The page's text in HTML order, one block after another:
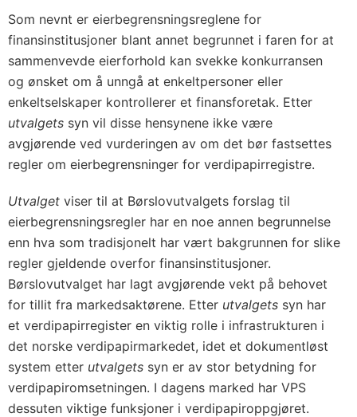
Som nevnt er eierbegrensningsreglene for
finansinstitusjoner blant annet begrunnet i faren for at
sammenvevde eierforhold kan svekke konkurransen
og ønsket om å unngå at enkeltpersoner eller
enkeltselskaper kontrollerer et finansforetak. Etter
utvalgets syn vil disse hensynene ikke være
avgjørende ved vurderingen av om det bør fastsettes
regler om eierbegrensninger for verdipapirregistre.
Utvalget viser til at Børslovutvalgets forslag til
eierbegrensningsregler har en noe annen begrunnelse
enn hva som tradisjonelt har vært bakgrunnen for slike
regler gjeldende overfor finansinstitusjoner.
Børslovutvalget har lagt avgjørende vekt på behovet
for tillit fra markedsaktørene. Etter utvalgets syn har
et verdipapirregister en viktig rolle i infrastrukturen i
det norske verdipapirmarkedet, idet et dokumentløst
system etter utvalgets syn er av stor betydning for
verdipapiromsetningen. I dagens marked har VPS
dessuten viktige funksjoner i verdipapiroppgjøret.